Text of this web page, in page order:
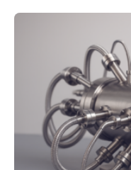
einem
Umweltenergierecht
neuen Bericht für die
Rolle von flexiblen
Netzanschluss von
(EE-Anlagen) ist
Denn ohne
eingespeist werden.
Gesetz (EEG) sind